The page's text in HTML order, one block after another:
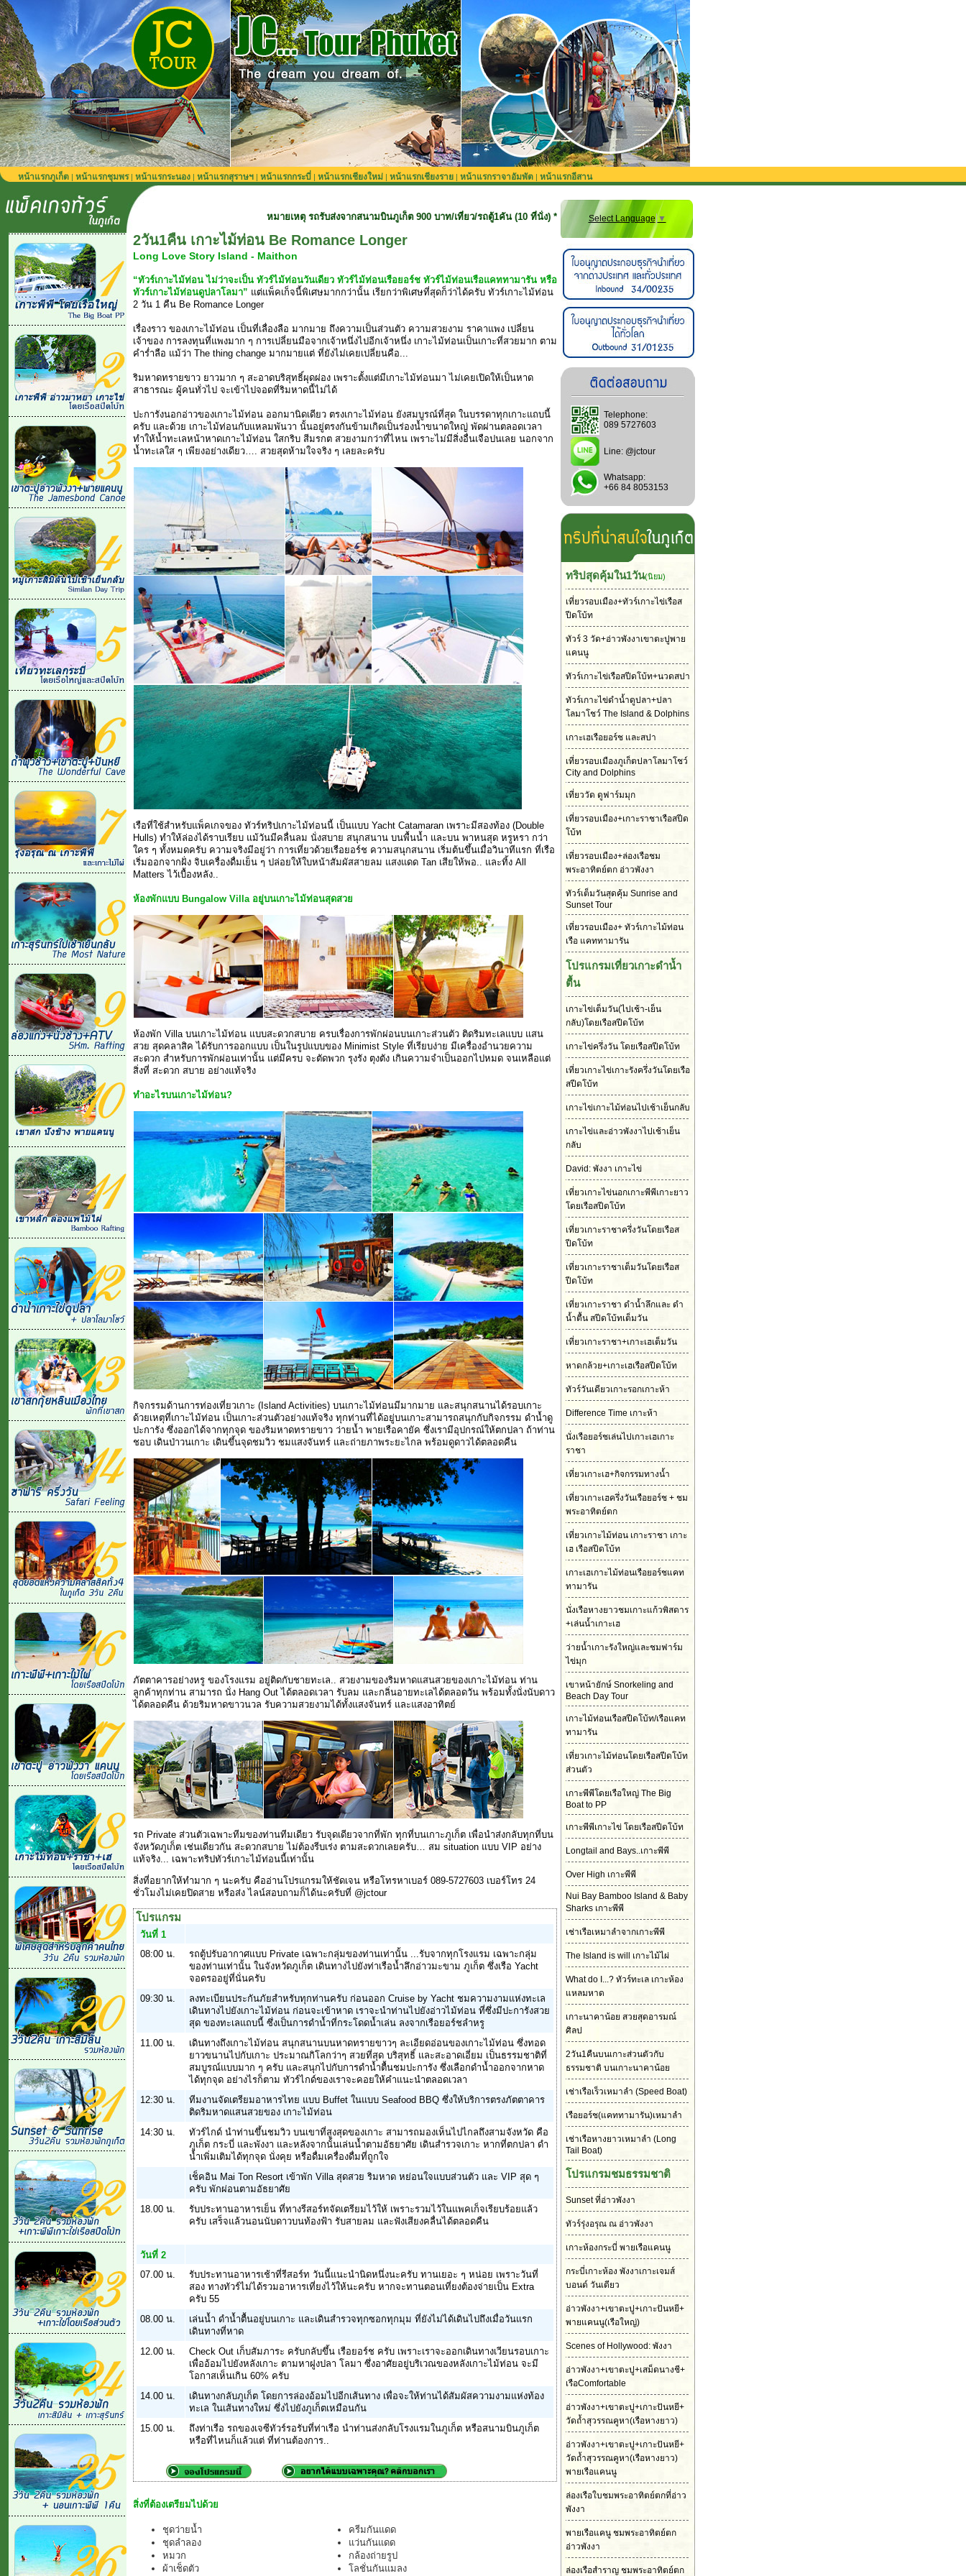
หน้าแรกภูเก็ต | หน้าแรกชุมพร| หน้าแรกระนอง | หน้าแรกสุราษฯ | หน้าแรกกระบี่ | หน้าแรกเชียงใหม่ | หน้าแรกเชียงราย | หน้าแรกราจาอัมพัต | หน้าแรกอีสาน
หมายเหตุ รถรับส่งจากสนามบินภูเก็ต 900 บาท/เที่ยว/รถตู้1คัน (10 ที่นั่ง) **สำหรับลูกค้าจองทริปที่ยังไม่รวมรถรับส่งจากสนามบิน**
2วัน1คืน เกาะไม้ท่อน Be Romance Longer
Long Love Story Island - Maithon
“ทัวร์เกาะไม้ท่อน ไม่ว่าจะเป็น ทัวร์ไม้ท่อนวันเดียว ทัวร์ไม้ท่อนเรือยอร์ช ทัวร์ไม้ท่อนเรือแคททามารัน หรือ
ทัวร์เกาะไม้ท่อนดูปลาโลมา” แต่แพ็คเก็จนี้พิเศษมากกว่านั้น เรียกว่าพิเศษที่สุดก็ว่าได้ครับ ทัวร์เกาะไม้ท่อน
2 วัน 1 คืน Be Romance Longer
เรื่องราว ของเกาะไม้ท่อน เป็นที่เลื่องลือ มากมาย ถึงความเป็นส่วนตัว ความสวยงาม ราคาแพง เปลี่ยน
เจ้าของ การลงทุนที่แพงมาก ๆ การเปลี่ยนมือจากเจ้าหนึ่งไปอีกเจ้าหนึ่ง เกาะไม้ท่อนเป็นเกาะที่สวยมาก ตาม
คำร่ำลือ แม้ว่า The thing change มากมายแต่ ที่ยังไม่เคยเปลี่ยนคือ...
ริมหาดทรายขาว ยาวมาก ๆ สะอาดบริสุทธิ์ผุดผ่อง เพราะตั้งแต่มีเกาะไม้ท่อนมา ไม่เคยเปิดให้เป็นหาด
สาธารณะ ผู้คนทั่วไป จะเข้าไปจอดที่ริมหาดนี้ไม่ได้
ปะการังนอกอ่าวของเกาะไม้ท่อน ออกมานิดเดียว ตรงเกาะไม้ท่อน ยังสมบูรณ์ที่สุด ในบรรดาทุกเกาะแถบนี้
ครับ และด้วย เกาะไม้ท่อนกับแหลมพันวา นั้นอยู่ตรงกันข้ามเกิดเป็นร่องน้ำขนาดใหญ่ พัดผ่านตลอดเวลา
ทำให้น้ำทะเลหน้าหาดเกาะไม้ท่อน ใสกริบ สีมรกต สวยงามกว่าที่ไหน เพราะไม่มีสิ่งอื่นเจือปนเลย นอกจาก
น้ำทะเลใส ๆ เพียงอย่างเดียว…. สวยสุดห้ามใจจริง ๆ เลยละครับ
เรือที่ใช้สำหรับแพ็คเกจของ ทัวร์ทริปเกาะไม้ท่อนนี้ เป็นแบบ Yacht Catamaran เพราะมีสองท้อง (Double
Hulls) ทำให้ล่องได้ราบเรียบ แม้วันมีคลื่นลม นั่งสบาย สนุกสนาน บนพื้นน้ำ และบน พาหนสุด หรูหรา กว่า
ใคร ๆ ทั้งหมดครับ ความจริงมีอยู่ว่า การเที่ยวด้วยเรือยอร์ช ความสนุกสนาน เริ่มต้นขึ้นเมื่อวินาทีแรก ที่เรือ
เริ่มออกจากฝั่ง จิบเครื่องดื่มเย็น ๆ ปล่อยให้ใบหน้าสัมผัสสายลม แสงแดด Tan เสียให้พอ.. และทิ้ง All
Matters ไว้เบื้องหลัง..
ห้องพักแบบ Bungalow Villa อยู่บนเกาะไม้ท่อนสุดสวย
ห้องพัก Villa บนเกาะไม้ท่อน แบบสะดวกสบาย ครบเรื่องการพักผ่อนบนเกาะส่วนตัว ติดริมทะเลแบบ แสน
สวย สุดคลาสิค ได้รับการออกแบบ เป็นในรูปแบบของ Minimist Style ที่เรียบง่าย มีเครื่องอำนวยความ
สะดวก สำหรับการพักผ่อนเท่านั้น แต่มีครบ จะตัดพวก รุงรัง ตุงตัง เกินความจำเป็นออกไปหมด จนเหลือแต่
สิ่งที่ สะดวก สบาย อย่างแท้จริง
ทำอะไรบนเกาะไม้ท่อน?
กิจกรรมด้านการท่องเที่ยวเกาะ (Island Activities) บนเกาะไม้ท่อนมีมากมาย และสนุกสนานได้รอบเกาะ
ด้วยเหตุที่เกาะไม้ท่อน เป็นเกาะส่วนตัวอย่างแท้จริง ทุกท่านที่ได้อยู่บนเกาะสามารถสนุกกับกิจกรรม ดำน้ำดู
ปะการัง ซึ่งออกได้จากทุกจุด ของริมหาดทรายขาว ว่ายน้ำ พายเรือคายัค ซึ่งเรามีอุปกรณ์ให้ตกปลา ถ้าท่าน
ชอบ เดินป่าวนเกาะ เดินขึ้นจุดชมวิว ชมแสงจันทร์ และถ่ายภาพระยะไกล พร้อมดูดาวได้ตลอดคืน
ภัตตาคารอย่างหรู ของโรงแรม อยู่ติดกับชายทะเล.. สวยงามของริมหาดแสนสวยของเกาะไม้ท่อน ท่าน
ลูกค้าทุกท่าน สามารถ นั่ง Hang Out ได้ตลอดเวลา รับลม และกลิ่นอายทะเลได้ตลอดวัน พร้อมทั้งนั่งนับดาว
ได้ตลอดคืน ด้วยริมหาดขาวนวล รับความสวยงามได้ทั้งแสงจันทร์ และแสงอาทิตย์
รถ Private ส่วนตัวเฉพาะทีมของท่านทีมเดียว รับจุดเดียวจากที่พัก ทุกที่บนเกาะภูเก็ต เพื่อนำส่งกลับทุกที่บน
จังหวัดภูเก็ต เช่นเดียวกัน สะดวกสบาย ไม่ต้องรีบเร่ง ตามสะดวกเลยครับ… สม situation แบบ VIP อย่าง
แท้จริง... เฉพาะทริปทัวร์เกาะไม้ท่อนนี้เท่านั้น
สิ่งที่อยากให้ทำมาก ๆ นะครับ คืออ่านโปรแกรมให้ชัดเจน หรือโทรหาเบอร์ 089-5727603 เบอร์โทร 24
ชั่วโมงไม่เคยปิดสาย หรือส่ง ไลน์สอบถามก็ได้นะครับที่ @jctour
โปรแกรม
วันที่ 1
08:00 น.
รถตู้ปรับอากาศแบบ Private เฉพาะกลุ่มของท่านเท่านั้น ...รับจากทุกโรงแรม เฉพาะกลุ่ม
ของท่านเท่านั้น ในจังหวัดภูเก็ต เดินทางไปยังท่าเรือน้ำลึกอ่าวมะขาม ภูเก็ต ซึ่งเรือ Yacht
จอดรออยู่ที่นั่นครับ
09:30 น.
ลงทะเบียนประกันภัยสำหรับทุกท่านครับ ก่อนออก Cruise by Yacht ชมความงามแห่งทะเล
เดินทางไปยังเกาะไม้ท่อน ก่อนจะเข้าหาด เราจะนำท่านไปยังอ่าวไม้ท่อน ที่ซึ่งมีปะการังสวย
สุด ของทะเลแถบนี้ ซึ่งเป็นการดำน้ำที่กระโดดน้ำเล่น ลงจากเรือยอร์ชลำหรู
11.00 น.
เดินทางถึงเกาะไม้ท่อน สนุกสนานบนหาดทรายขาวๆ ละเอียดอ่อนของเกาะไม้ท่อน ซึ่งทอด
ยาวขนานไปกับเกาะ ประมาณกิโลกว่าๆ สวยที่สุด บริสุทธิ์ และสะอาดเอี่ยม เป็นธรรมชาติที่
สมบูรณ์แบบมาก ๆ ครับ และสนุกไปกับการดำน้ำตื้นชมปะการัง ซึ่งเลือกดำน้ำออกจากหาด
ได้ทุกจุด อย่างไรก็ตาม ทัวร์ไกด์ของเราจะคอยให้คำแนะนำตลอดเวลา
12:30 น.
ทีมงานจัดเตรียมอาหารไทย แบบ Buffet ในแบบ Seafood BBQ ซึ่งให้บริการตรงภัตตาคาร
ติดริมหาดแสนสวยของ เกาะไม้ท่อน
14:30 น.
ทัวร์ไกด์ นำท่านขึ้นชมวิว บนเขาที่สูงสุดของเกาะ สามารถมองเห็นไปไกลถึงสามจังหวัด คือ
ภูเก็ต กระบี่ และพังงา และหลังจากนั้นเล่นน้ำตามอัธยาศัย เดินสำรวจเกาะ หากที่ตกปลา ดำ
น้ำเพิ่มเติมได้ทุกจุด นั่งคุย หรือดื่มเครื่องดื่มที่ถูกใจ
เช็คอิน Mai Ton Resort เข้าพัก Villa สุดสวย ริมหาด หย่อนใจแบบส่วนตัว และ VIP สุด ๆ
ครับ พักผ่อนตามอัธยาศัย
18.00 น.
รับประทานอาหารเย็น ที่ทางรีสอร์ทจัดเตรียมไว้ให้ เพราะรวมไว้ในแพคเก็จเรียบร้อยแล้ว
ครับ เสร็จแล้วนอนนับดาวบนท้องฟ้า รับสายลม และฟังเสียงคลื่นได้ตลอดคืน
วันที่ 2
07.00 น.
รับประทานอาหารเช้าที่รีสอร์ท วันนี้แนะนำนิดหนึ่งนะครับ ทานเยอะ ๆ หน่อย เพราะวันที่
สอง ทางทัวร์ไม่ได้รวมอาหารเที่ยงไว้ให้นะครับ หากจะทานตอนเที่ยงต้องจ่ายเป็น Extra
ครับ 55
08.00 น.
เล่นน้ำ ดำน้ำตื้นอยู่บนเกาะ และเดินสำรวจทุกซอกทุกมุม ที่ยังไม่ได้เดินไปถึงเมื่อวันแรก
เดินทางที่หาด
12.00 น.
Check Out เก็บสัมภาระ ครับกลับขึ้น เรือยอร์ช ครับ เพราะเราจะออกเดินทางเวียนรอบเกาะ
เพื่ออ้อมไปยังหลังเกาะ ตามหาฝูงปลา โลมา ซึ่งอาศัยอยู่บริเวณของหลังเกาะไม้ท่อน จะมี
โอกาสเห็นเกิน 60% ครับ
14.00 น.
เดินทางกลับภูเก็ต โดยการล่องอ้อมไปอีกเส้นทาง เพื่อจะให้ท่านได้สัมผัสความงามแห่งท้อง
ทะเล ในเส้นทางใหม่ ซึ่งไปยังภูเก็ตเหมือนกัน
15.00 น.
ถึงท่าเรือ รถของเจซีทัวร์รอรับที่ท่าเรือ นำท่านส่งกลับโรงแรมในภูเก็ต หรือสนามบินภูเก็ต
หรือที่ไหนก็แล้วแต่ ที่ท่านต้องการ..
สิ่งที่ต้องเตรียมไปด้วย
ชุดว่ายน้ำ
ชุดลำลอง
หมวก
ผ้าเช็ดตัว
ครีมกันแดด
แว่นกันแดด
กล้องถ่ายรูป
โลชั่นกันแมลง
Select Language ▼
Telephone:
089 5727603
Line: @jctour
Whatsapp:
+66 84 8053153
ทริปสุดคุ้มใน1วัน(นิยม)
เที่ยวรอบเมือง+ทัวร์เกาะไข่เรือส
ปีดโบ้ท
ทัวร์ 3 วัด+อ่าวพังงาเขาตะปูพาย
แคนนู
ทัวร์เกาะไข่เรือสปีดโบ้ท+นวดสปา
ทัวร์เกาะไข่ดำน้ำดูปลา+ปลา
โลมาโชว์ The Island & Dolphins
เกาะเฮเรือยอร์ช และสปา
เที่ยวรอบเมืองภูเก็ตปลาโลมาโชว์
City and Dolphins
เที่ยววัด ดูฟาร์มมุก
เที่ยวรอบเมือง+เกาะราชาเรือสปีด
โบ้ท
เที่ยวรอบเมือง+ล่องเรือชม
พระอาทิตย์ตก อ่าวพังงา
ทัวร์เต็มวันสุดคุ้ม Sunrise and
Sunset Tour
เที่ยวรอบเมือง+ ทัวร์เกาะไม้ท่อน
เรือ แคททามารัน
โปรแกรมเที่ยวเกาะดำน้ำ
ตื้น
เกาะไข่เต็มวัน(ไปเช้า-เย็น
กลับ)โดยเรือสปีดโบ้ท
เกาะไข่ครึ่งวัน โดยเรือสปีดโบ้ท
เที่ยวเกาะไข่เกาะรังครึ่งวันโดยเรือ
สปีดโบ้ท
เกาะไข่เกาะไม้ท่อนไปเช้าเย็นกลับ
เกาะไข่และอ่าวพังงาไปเช้าเย็น
กลับ
David: พังงา เกาะไข่
เที่ยวเกาะไข่นอกเกาะพีพีเกาะยาว
โดยเรือสปีดโบ้ท
เที่ยวเกาะราชาครึ่งวันโดยเรือส
ปีดโบ้ท
เที่ยวเกาะราชาเต็มวันโดยเรือส
ปีดโบ้ท
เที่ยวเกาะราชา ดำน้ำลึกและ ดำ
น้ำตื้น สปีดโบ้ทเต็มวัน
เที่ยวเกาะราชา+เกาะเฮเต็มวัน
หาดกล้วย+เกาะเฮเรือสปีดโบ้ท
ทัวร์วันเดียวเกาะรอกเกาะห้า
Difference Time เกาะห้า
นั่งเรือยอร์ชเล่นไปเกาะเฮเกาะ
ราชา
เที่ยวเกาะเฮ+กิจกรรมทางน้ำ
เที่ยวเกาะเฮครึ่งวันเรือยอร์ช + ชม
พระอาทิตย์ตก
เที่ยวเกาะไม้ท่อน เกาะราชา เกาะ
เฮ เรือสปีดโบ้ท
เกาะเฮเกาะไม้ท่อนเรือยอร์ชแคท
ทามารัน
นั่งเรือหางยาวชมเกาะแก้วพิสดาร
+เล่นน้ำเกาะเฮ
ว่ายน้ำเกาะรังใหญ่และชมฟาร์ม
ไข่มุก
เขาหน้ายักษ์ Snorkeling and
Beach Day Tour
เกาะไม้ท่อนเรือสปีดโบ้ท/เรือแคท
ทามารัน
เที่ยวเกาะไม้ท่อนโดยเรือสปีดโบ้ท
ส่วนตัว
เกาะพีพีโดยเรือใหญ่ The Big
Boat to PP
เกาะพีพีเกาะไข่ โดยเรือสปีดโบ้ท
Longtail and Bays..เกาะพีพี
Over High เกาะพีพี
Nui Bay Bamboo Island & Baby
Sharks เกาะพีพี
เช่าเรือเหมาลำจากเกาะพีพี
The Island is will เกาะไม้ไผ่
What do I...? ทัวร์ทะเล เกาะห้อง
แหลมหาด
เกาะนาคาน้อย สวยสุดอารมณ์
ศิลป
2วัน1คืนบนเกาะส่วนตัวกับ
ธรรมชาติ บนเกาะนาคาน้อย
เช่าเรือเร็วเหมาลำ (Speed Boat)
เรือยอร์ช(แคททามารัน)เหมาลำ
เช่าเรือหางยาวเหมาลำ (Long
Tail Boat)
โปรแกรมชมธรรมชาติ
Sunset ที่อ่าวพังงา
ทัวร์รุ่งอรุณ ณ อ่าวพังงา
เกาะห้องกระบี่ พายเรือแคนนู
กระบี่เกาะห้อง พังงาเกาะเจมส์
บอนด์ วันเดียว
อ่าวพังงา+เขาตะปู+เกาะปันหยี+
พายแคนนู(เรือใหญ่)
Scenes of Hollywood: พังงา
อ่าวพังงา+เขาตะปู+เสม็ดนางชี+
เรือComfortable
อ่าวพังงา+เขาตะปู+เกาะปันหยี+
วัดถ้ำสุวรรณคูหา(เรือหางยาว)
อ่าวพังงา+เขาตะปู+เกาะปันหยี+
วัดถ้ำสุวรรณคูหา(เรือหางยาว)
พายเรือแคนนู
ล่องเรือใบชมพระอาทิตย์ตกที่อ่าว
พังงา
พายเรือแคนู ชมพระอาทิตย์ตก
อ่าวพังงา
ล่องเรือสำราญ ชมพระอาทิตย์ตก